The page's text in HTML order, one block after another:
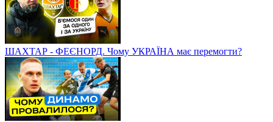
ШАХТАР - ФЕЄНОРД. Чому УКРАЇНА має перемогти?